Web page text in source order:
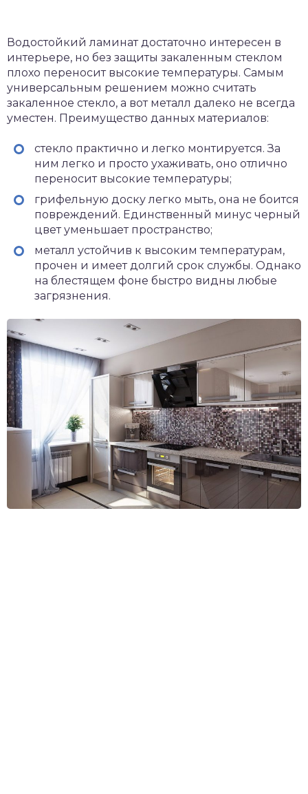
Водостойкий ламинат достаточно интересен в
интерьере, но без защиты закаленным стеклом
плохо переносит высокие температуры. Самым
универсальным решением можно считать
закаленное стекло, а вот металл далеко не всегда
уместен. Преимущество данных материалов:
стекло практично и легко монтируется. За
ним легко и просто ухаживать, оно отлично
переносит высокие температуры;
грифельную доску легко мыть, она не боится
повреждений. Единственный минус черный
цвет уменьшает пространство;
металл устойчив к высоким температурам,
прочен и имеет долгий срок службы. Однако
на блестящем фоне быстро видны любые
загрязнения.